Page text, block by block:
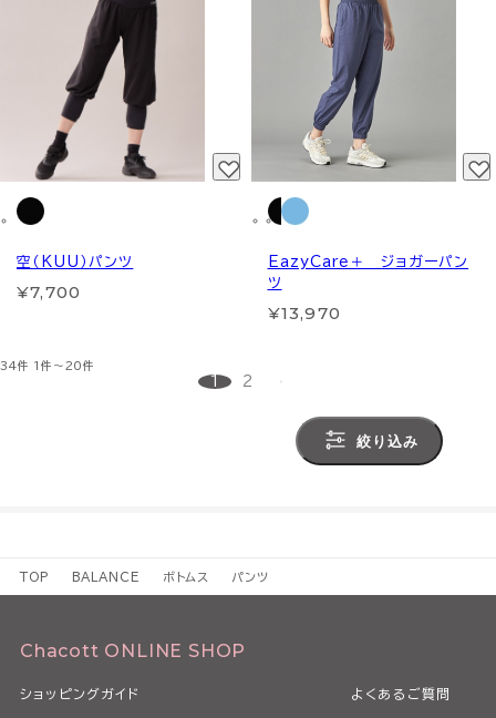
空（KUU）パンツ
¥7,700
EazyCare＋ ジョガーパン
ツ
¥13,970
34件 1件～20件
1 2
絞り込み
TOP BALANCE ボトムス パンツ
Chacott ONLINE SHOP
ショッピングガイド よくあるご質問